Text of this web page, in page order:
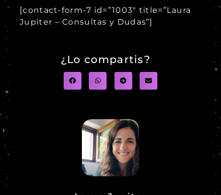
[contact-form-7 id=”1003″ title=”Laura
Jupiter – Consultas y Dudas”]
¿Lo compartis?